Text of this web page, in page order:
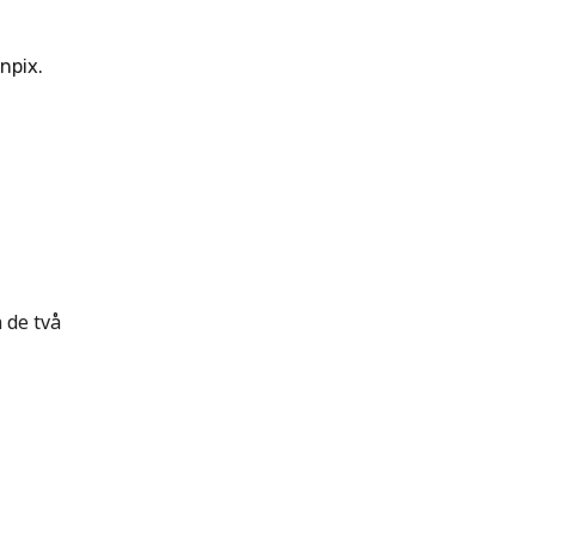
två